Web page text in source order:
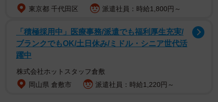
【ビフォー】ジョジョの奇妙な冒険の空条承太郎（提供画像）
東京都 千代田区
派遣社員：時給1,800円～
「積極採用中」医療事務/派遣でも福利厚生充実/
ブランクでもOK/土日休み/ミドル・シニア世代活
躍中
株式会社ホットスタッフ倉敷
岡山県 倉敷市
派遣社員：時給1,220円～